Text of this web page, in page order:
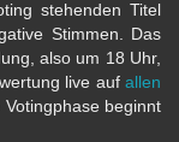
stehenden Titel
Stimmen. Das
also um 18 Uhr,
live auf allen
beginnt